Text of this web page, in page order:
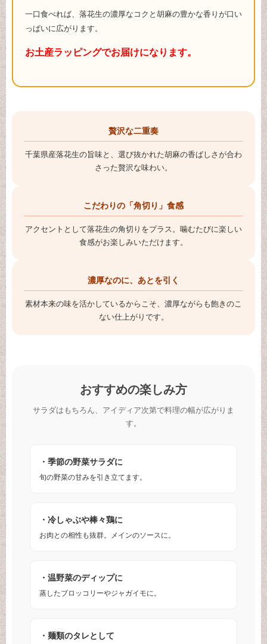
一口食べれば、落花生の濃厚なコクと胡麻の豊かな香りが口い
っぱいに広がります。
お土産ラッピングでお届けになります。
贅沢な二重奏
千葉県産落花生の旨味と、選び抜かれた胡麻の香ばしさが合わ
さった贅沢な味わい。
こだわりの「角切り」食感
アクセントとして落花生の角切りをプラス。噛むたびに楽しい
食感がお楽しみいただけます。
濃厚なのに、あとを引く
素材本来の味を活かしているからこそ、濃厚ながらも飽きのこ
ない仕上がりです。
おすすめの楽しみ方
サラダはもちろん、アイディア次第で料理の幅が広がりま
す。
・季節の野菜サラダに
旬の野菜の甘みを引き立てます。
・冷しゃぶや棒々鶏に
お肉との相性も抜群。メインのソースに。
・温野菜のディップに
蒸したブロッコリーやジャガイモに。
・麺類のタレとして